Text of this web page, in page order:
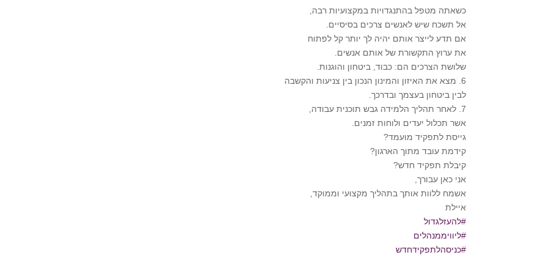
כשאתה מטפל בהתנגדויות במקצועיות רבה,
אל תשכח שיש לאנשים צרכים בסיסיים.
אם תדע לייצר אותם יהיה לך יותר קל לפתוח
את ערוץ התקשורת של אותם אנשים.
שלושת הצרכים הם: כבוד, ביטחון והוגנות.
6. מצא את האיזון והמינון הנכון בין צניעות והקשבה
לבין ביטחון בעצמך ובדרכך.
7. לאחר תהליך הלמידה גבש תוכנית עבודה,
אשר תכלול יעדים ולוחות זמנים.
גייסת לתפקיד מועמד?
קידמת עובד מתוך הארגון?
קיבלת תפקיד חדש?
אני כאן עבורך,
אשמח ללוות אותך בתהליך מקצועי וממוקד,
איילת
#להעזלגדול
#ליוויממנהלים
#כניסהלתפקידחדש